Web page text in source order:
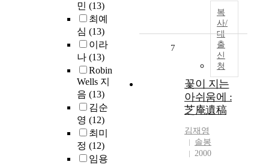
민 (13)
최예
심 (13)
이라
나 (13)
Robin
Wells 지
음 (13)
김순
영 (12)
최미
정 (12)
임용
복
사/
대
출
신
청
7
꽃이 지는
아쉬움에 :
芝庵遺稿
김재영
솔봉
2000